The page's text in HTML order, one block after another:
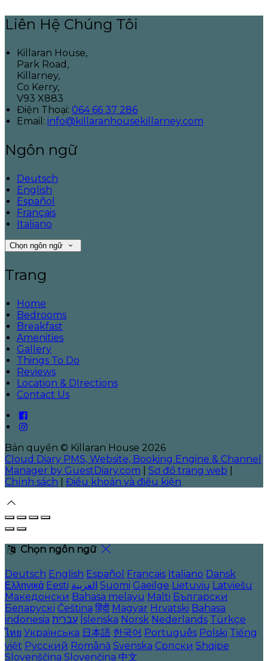
Liên Hệ Chúng Tôi
Killaran House,
Park Road,
Killarney,
Co Kerry,
V93 X883
Điện Thoại: 064 66 37 286
Email: info@killaranhousekillarney.com
Ngôn ngữ
Deutsch
English
Español
Français
Italiano
Chọn ngôn ngữ
Trang
Home
Bedrooms
Breakfast
Amenities
Gallery
Things To Do
Reviews
Location & DIrections
Contact Us
Bản quyền © Killaran House 2026
Cloud Diary PMS, Website, Booking Engine & Channel
Manager by GuestDiary.com
Sơ đồ trang web
Chính sách
Điều khoản và điều kiện
Chọn ngôn ngữ
Deutsch English Español Français Italiano Dansk
Ελληνικά Eesti العربية Suomi Gaeilge Lietuvių Latviešu
Македонски Bahasa melayu Malti Български
Беларускі Čeština हिंदी Magyar Hrvatski Bahasa
indonesia עברית Íslenska Norsk Nederlands Türkçe
ไทย Українська 日本語 한국어 Português Polski Tiếng
việt Русский Română Svenska Српски Shqipe
Slovenščina Slovenčina 中文